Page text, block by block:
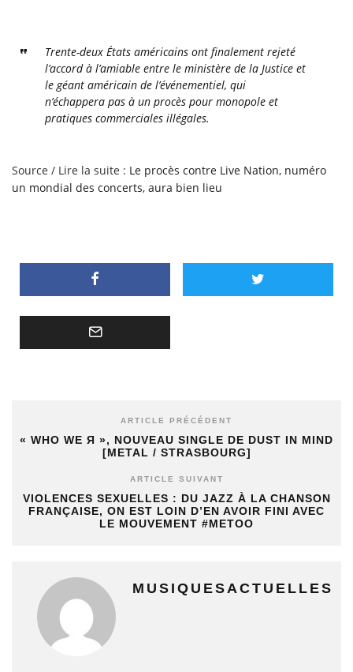
Trente-deux États américains ont finalement rejeté
l’accord à l’amiable entre le ministère de la Justice et
le géant américain de l’événementiel, qui
n’échappera pas à un procès pour monopole et
pratiques commerciales illégales.
Source / Lire la suite : Le procès contre Live Nation, numéro
un mondial des concerts, aura bien lieu
ARTICLE PRÉCÉDENT
« WHO WE Я », NOUVEAU SINGLE DE DUST IN MIND
[METAL / STRASBOURG]
ARTICLE SUIVANT
VIOLENCES SEXUELLES : DU JAZZ À LA CHANSON
FRANÇAISE, ON EST LOIN D’EN AVOIR FINI AVEC
LE MOUVEMENT #METOO
MUSIQUESACTUELLES